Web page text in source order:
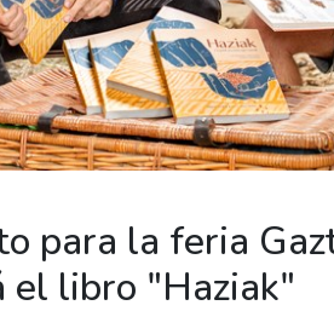
para la feria
el libro "Haziak"